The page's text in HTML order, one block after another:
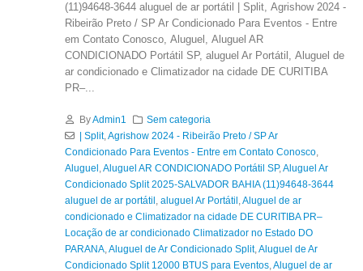
(11)94648-3644 aluguel de ar portátil | Split, Agrishow 2024 -
Ribeirão Preto / SP Ar Condicionado Para Eventos - Entre
em Contato Conosco, Aluguel, Aluguel AR
CONDICIONADO Portátil SP, aluguel Ar Portátil, Aluguel de
ar condicionado e Climatizador na cidade DE CURITIBA
PR–...
ByAdmin1
Sem categoria
| Split, Agrishow 2024 - Ribeirão Preto / SP Ar
Condicionado Para Eventos - Entre em Contato Conosco
Aluguel Aluguel AR CONDICIONADO Portátil SP, Aluguel Ar
Condicionado Split 2025-SALVADOR BAHIA (11)94648-3644
aluguel de ar portátil aluguel Ar Portátil Aluguel de ar
condicionado e Climatizador na cidade DE CURITIBA PR–
Locação de ar condicionado Climatizador no Estado DO
PARANA Aluguel de Ar Condicionado Split, Aluguel de Ar
Condicionado Split 12000 BTUS para Eventos Aluguel de ar